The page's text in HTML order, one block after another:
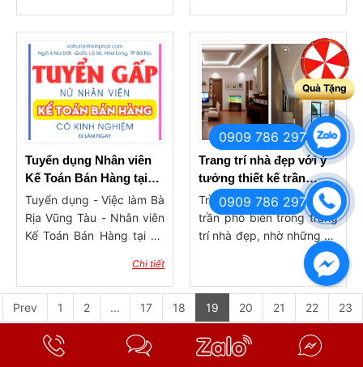
Tuyển dụng Nhân viên
Kế Toán Bán Hàng tại
Bà Rịa
Tuyển dụng - Việc làm Bà
Rịa Vũng Tàu - Nhân viên
Kế Toán Bán Hàng tại Bà
Chi tiết
Trang trí nhà đẹp với ý
tưởng thiết kế trần
thạch cao
Trần thạch cao hiện là loại
trần phổ biến trong trang
trí nhà đẹp, nhờ những ưu
điểm độc đáo và nổi trội
hơn so với các mẫu trần
thông thường.
Chi tiết
Prev 1 2 ... 17 18 19 20 21 22 23
Quà Tặng
0909 786 297
0909 786 297